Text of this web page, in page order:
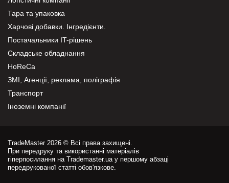
Тара та упаковка
Харчові добавки. Інгредієнти.
Постачальники IT-рішень
Складське обладнання
HoReCa
ЗМІ, Агенції, реклама, поліграфія
Транспорт
Іноземні компанії
TradeMaster 2026 © Всі права захищені.
При передруку та використанні матеріалів
гіперпосилання на Trademaster.ua у першому абзаці
передрукованої статті обов'язкове.